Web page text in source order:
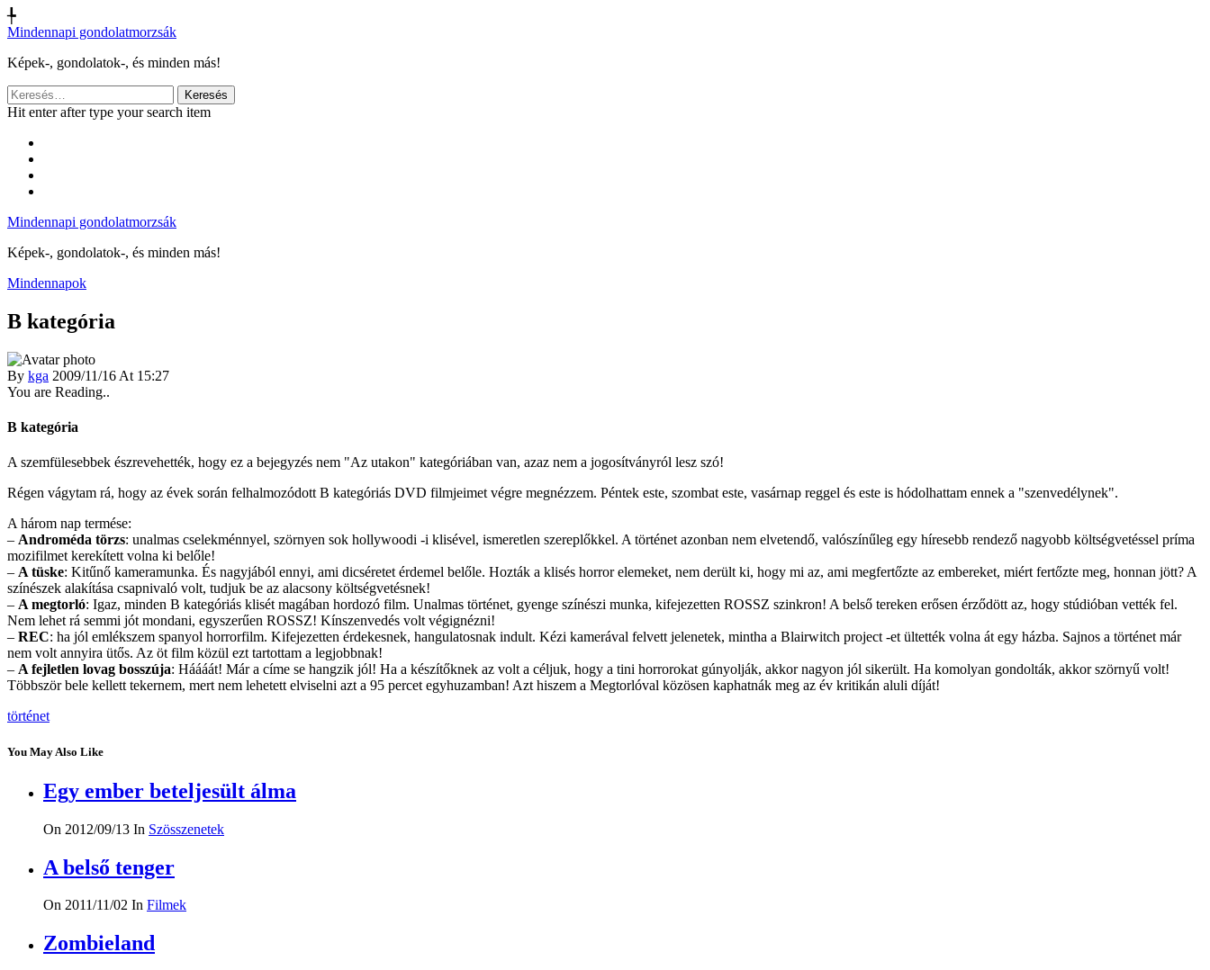
╄
Mindennapi gondolatmorzsák
Képek-, gondolatok-, és minden más!
Keresés:
Hit enter after type your search item
Mindennapi gondolatmorzsák
Képek-, gondolatok-, és minden más!
Mindennapok
B kategória
By kga 2009/11/16 At 15:27
You are Reading..
B kategória
A szemfülesebbek észrevehették, hogy ez a bejegyzés nem "Az utakon" kategóriában van, azaz nem a jogosítványról lesz szó!
Régen vágytam rá, hogy az évek során felhalmozódott B kategóriás DVD filmjeimet végre megnézzem. Péntek este, szombat este, vasárnap reggel és este is hódolhattam ennek a "szenvedélynek".
A három nap termése:
– Androméda törzs: unalmas cselekménnyel, szörnyen sok hollywoodi -i klisével, ismeretlen szereplőkkel. A történet azonban nem elvetendő, valószínűleg egy híresebb rendező nagyobb költségvetéssel príma
mozifilmet kerekített volna ki belőle!
– A tüske: Kitűnő kameramunka. És nagyjából ennyi, ami dicséretet érdemel belőle. Hozták a klisés horror elemeket, nem derült ki, hogy mi az, ami megfertőzte az embereket, miért fertőzte meg, honnan jött? A
színészek alakítása csapnivaló volt, tudjuk be az alacsony költségvetésnek!
– A megtorló: Igaz, minden B kategóriás klisét magában hordozó film. Unalmas történet, gyenge színészi munka, kifejezetten ROSSZ szinkron! A belső tereken erősen érződött az, hogy stúdióban vették fel.
Nem lehet rá semmi jót mondani, egyszerűen ROSSZ! Kínszenvedés volt végignézni!
– REC: ha jól emlékszem spanyol horrorfilm. Kifejezetten érdekesnek, hangulatosnak indult. Kézi kamerával felvett jelenetek, mintha a Blairwitch project -et ültették volna át egy házba. Sajnos a történet már
nem volt annyira ütős. Az öt film közül ezt tartottam a legjobbnak!
– A fejletlen lovag bosszúja: Háááát! Már a címe se hangzik jól! Ha a készítőknek az volt a céljuk, hogy a tini horrorokat gúnyolják, akkor nagyon jól sikerült. Ha komolyan gondolták, akkor szörnyű volt!
Többször bele kellett tekernem, mert nem lehetett elviselni azt a 95 percet egyhuzamban! Azt hiszem a Megtorlóval közösen kaphatnák meg az év kritikán aluli díját!
történet
You May Also Like
Egy ember beteljesült álma
On 2012/09/13 In Szösszenetek
A belső tenger
On 2011/11/02 In Filmek
Zombieland